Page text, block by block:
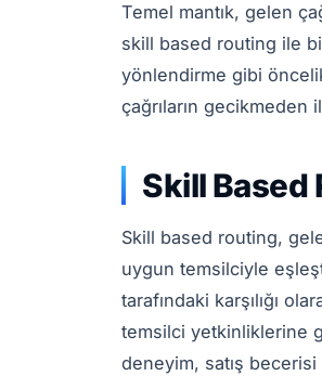
Temel mantık, gelen
skill based routing ile
yönlendirme gibi
çağrıların gecikmeden
Skill Based
Skill based routing,
uygun temsilciyle
tarafındaki karşılığı
temsilci yetkinliklerine
deneyim, satış